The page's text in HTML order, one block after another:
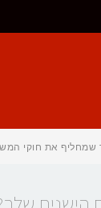
את חוקי המשחק